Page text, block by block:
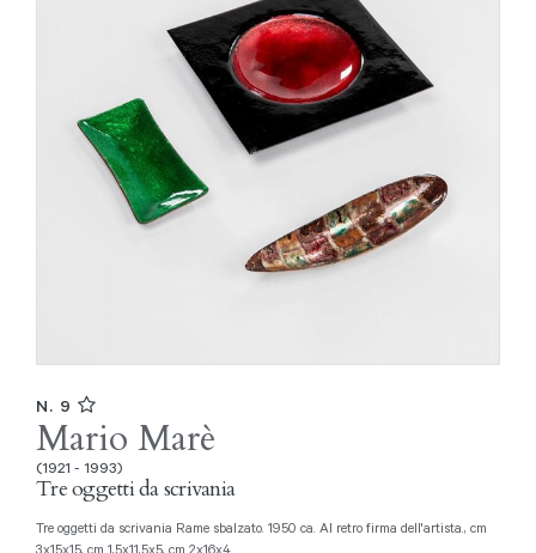
N. 9
Mario Marè
(1921 - 1993)
Tre oggetti da scrivania
Tre oggetti da scrivania Rame sbalzato. 1950 ca. Al retro firma dell'artista., cm
3x15x15, cm 1,5x11,5x5, cm 2x16x4